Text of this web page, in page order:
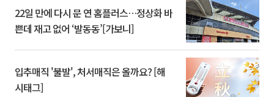
22일 만에 다시 문 연 홈플러스…정상화 바
쁜데 재고 없어 ‘발동동’[가보니]
입추매직 '불발', 처서매직은 올까요? [해
시태그]